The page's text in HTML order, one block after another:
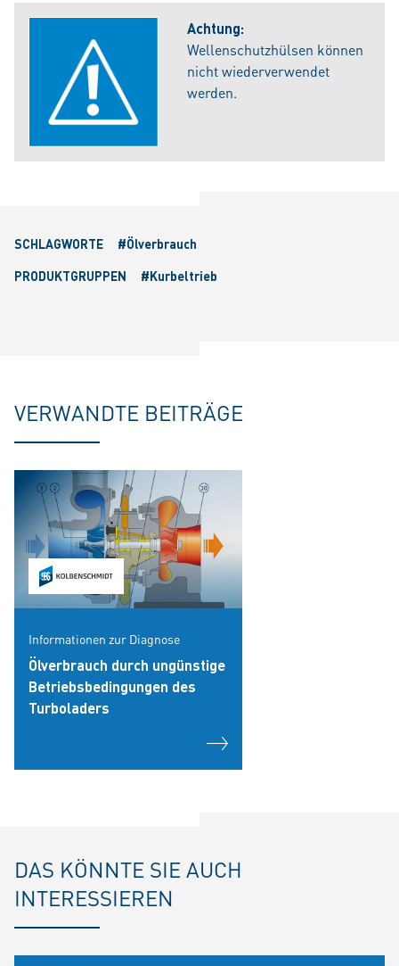
Achtung:
Wellenschutzhülsen können
nicht wiederverwendet
werden.
SCHLAGWORTE
#Ölverbrauch
PRODUKTGRUPPEN
#Kurbeltrieb
VERWANDTE BEITRÄGE
Informationen zur Diagnose
Ölverbrauch durch ungünstige
Betriebsbedingungen des
Turboladers
DAS KÖNNTE SIE AUCH
INTERESSIEREN